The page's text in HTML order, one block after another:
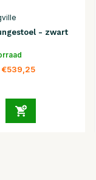
- zwart
€539,25